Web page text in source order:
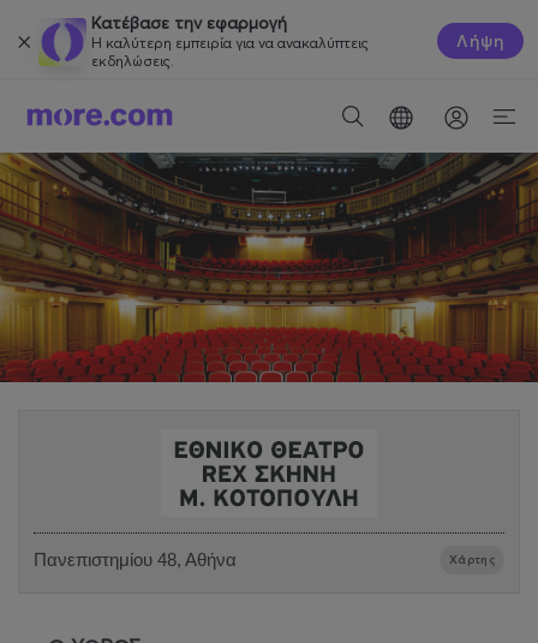
Κατέβασε την εφαρμογή
Η καλύτερη εμπειρία για να ανακαλύπτεις
εκδηλώσεις.
Λήψη
Πανεπιστημίου 48, Αθήνα Χάρτης